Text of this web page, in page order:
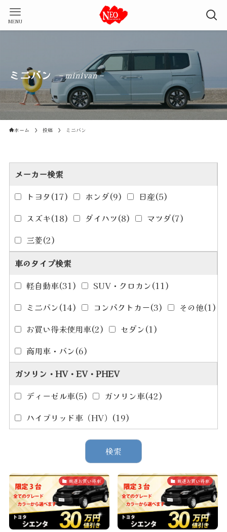
MENU
ミニバン – minivan –
ホーム 投稿 ミニバン
メーカー検索
トヨタ (17) ホンダ(9) 日産(5)
スズキ(18) ダイハツ(8) マツダ(7)
三菱(2)
車のタイプ検索
軽自動車(31) SUV・クロカン(11)
ミニバン(14) コンパクトカー(3) その他(1)
お買い得未使用車(2) セダン(1)
商用車・バン(6)
ガソリン・HV・EV・PHEV
ディーゼル車(5) ガソリン車(42)
ハイブリッド車（HV） (19)
厳選お買い得車 厳選お買い得車